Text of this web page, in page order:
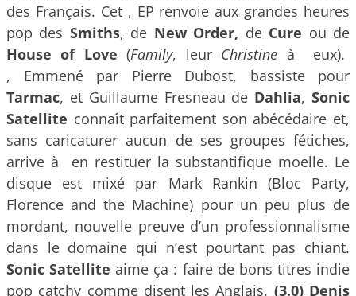
des Français. Cet , EP renvoie aux grandes heures
pop des Smiths, de New Order, de Cure ou de
House of Love(Family, leur Christine à eux).
, Emmené par Pierre Dubost, bassiste pour
Tarmac, et Guillaume Fresneau de Dahlia,Sonic
Satellite connaît parfaitement son abécédaire et,
sans caricaturer aucun de ses groupes fétiches,
arrive à en restituer la substantifique moelle. Le
disque est mixé par Mark Rankin (Bloc Party,
Florence and the Machine) pour un peu plus de
mordant, nouvelle preuve d’un professionnalisme
dans le domaine qui n’est pourtant pas chiant.
Sonic Satellite aime ça : faire de bons titres indie
pop catchy comme disent les Anglais. (3.0) Denis